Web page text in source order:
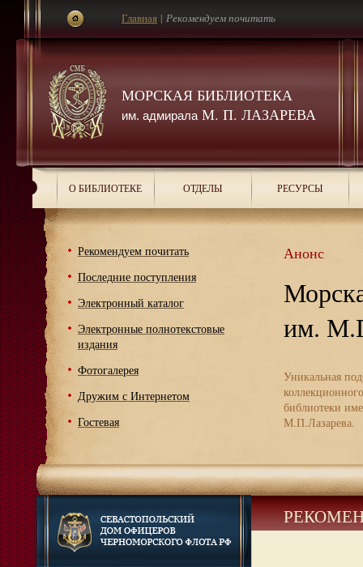
МОРСКАЯ БИБЛИОТЕКА
им. адмиралаМ. П. ЛАЗАРЕВА
Главная | Рекомендуем почитать
О БИБЛИОТЕКЕ ОТДЕЛЫ РЕСУРСЫ
Рекомендуем почитать
Последние поступления
Электронный каталог
Электронные полнотекстовые
издания
Фотогалерея
Дружим с Интернетом
Гостевая
Анонс
им.
Уникальная
библиотеки
М.П.Лазарева.